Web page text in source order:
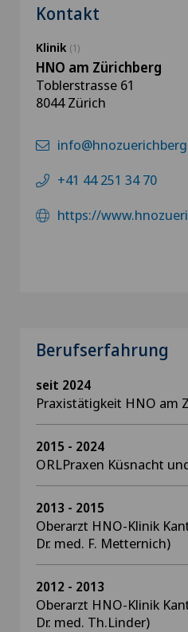
Kontakt
Klinik (1)
HNO am Zürichberg
Toblerstrasse 61
8044 Zürich
+41 44 251 34 70
https://
Berufserfahrung
seit 2024
Praxistätigkeit HNO am
2015 - 2024
ORLPraxen Küsnacht
2013 - 2015
Oberarzt HNO-Klinik
Dr. med. F. Metternich)
2012 - 2013
Oberarzt HNO-Klinik
Dr. med. Th.Linder)